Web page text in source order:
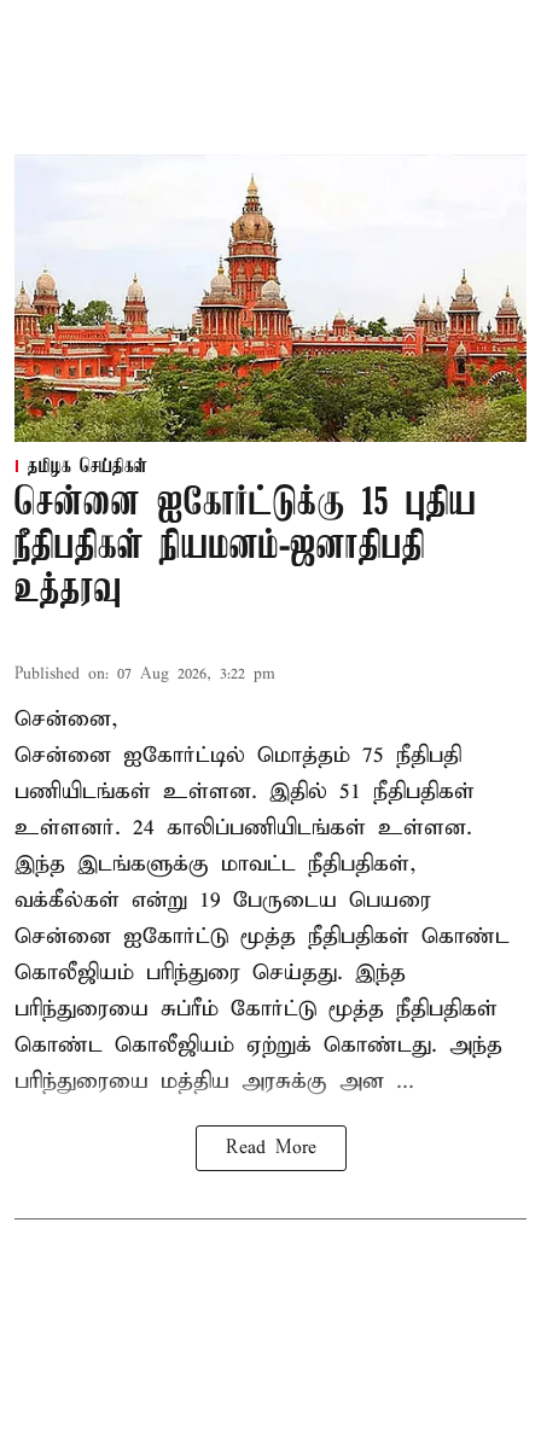
தமிழக செய்திகள்
சென்னை ஐகோர்ட்டுக்கு 15 புதிய
நீதிபதிகள் நியமனம்-ஜனாதிபதி
உத்தரவு
Published on: 07 Aug 2026, 3:22 pm
சென்னை,
சென்னை ஐகோர்ட்டில் மொத்தம் 75 நீதிபதி
பணியிடங்கள் உள்ளன. இதில் 51 நீதிபதிகள்
உள்ளனர். 24 காலிப்பணியிடங்கள் உள்ளன.
இந்த இடங்களுக்கு மாவட்ட நீதிபதிகள்,
வக்கீல்கள் என்று 19 பேருடைய பெயரை
சென்னை ஐகோர்ட்டு மூத்த நீதிபதிகள் கொண்ட
கொலீஜியம் பரிந்துரை செய்தது. இந்த
பரிந்துரையை சுப்ரீம் கோர்ட்டு மூத்த நீதிபதிகள்
கொண்ட கொலீஜியம் ஏற்றுக் கொண்டது. அந்த
பரிந்துரையை மத்திய அரசுக்கு அன ...
Read More